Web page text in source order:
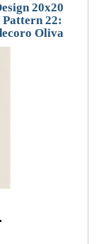
20x20
22:
Oliva